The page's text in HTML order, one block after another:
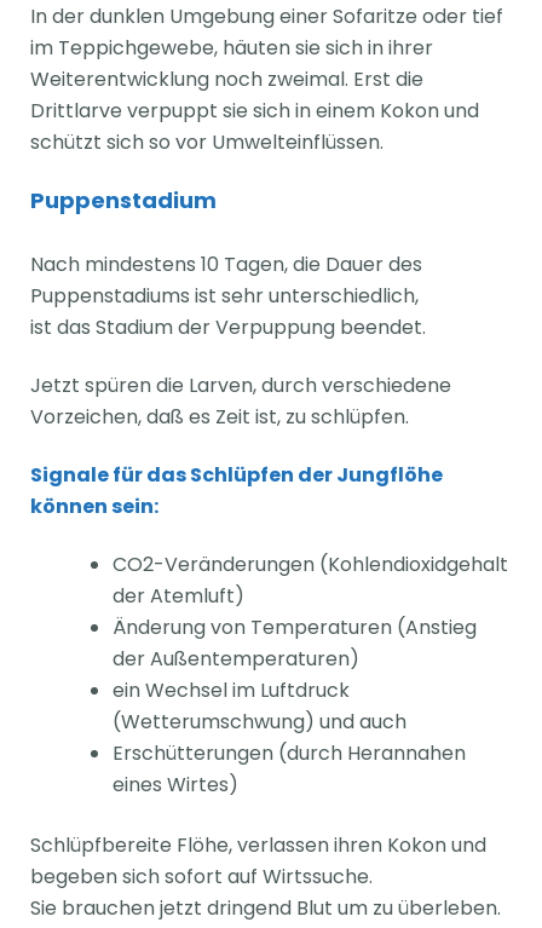
In der dunklen Umgebung einer Sofaritze oder tief
im Teppichgewebe, häuten sie sich in ihrer
Weiterentwicklung noch zweimal. Erst die
Drittlarve verpuppt sie sich in einem Kokon und
schützt sich so vor Umwelteinflüssen.
Puppenstadium
Nach mindestens 10 Tagen, die Dauer des
Puppenstadiums ist sehr unterschiedlich,
ist das Stadium der Verpuppung beendet.
Jetzt spüren die Larven, durch verschiedene
Vorzeichen, daß es Zeit ist, zu schlüpfen.
Signale für das Schlüpfen der Jungflöhe
können sein:
CO2-Veränderungen (Kohlendioxidgehalt
der Atemluft)
Änderung von Temperaturen (Anstieg
der Außentemperaturen)
ein Wechsel im Luftdruck
(Wetterumschwung) und auch
Erschütterungen (durch Herannahen
eines Wirtes)
Schlüpfbereite Flöhe, verlassen ihren Kokon und
begeben sich sofort auf Wirtssuche.
Sie brauchen jetzt dringend Blut um zu überleben.